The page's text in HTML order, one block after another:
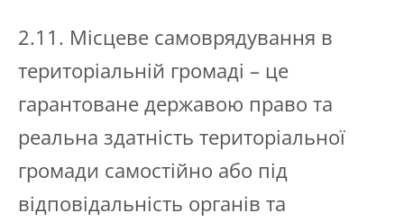
2.11. Місцеве самоврядування в
територіальній громаді – це
гарантоване державою право та
реальна здатність територіальної
громади самостійно або під
відповідальність органів та